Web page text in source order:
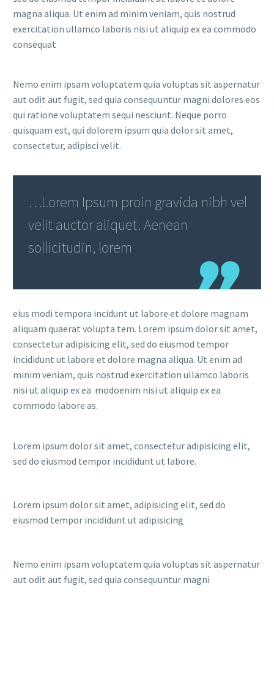
magna aliqua. Ut enim ad minim veniam, quis nostrud
exercitation ullamco laboris nisi ut aliquip ex ea commodo
consequat
Nemo enim ipsam voluptatem quia voluptas sit aspernatur
aut odit aut fugit, sed quia consequuntur magni dolores eos
qui ratione voluptatem sequi nesciunt. Neque porro
quisquam est, qui dolorem ipsum quia dolor sit amet,
consectetur, adipisci velit.
…Lorem Ipsum proin gravida nibh vel
velit auctor aliquet. Aenean
sollicitudin, lorem
eius modi tempora incidunt ut labore et dolore magnam
aliquam quaerat volupta tem. Lorem ipsum dolor sit amet,
consectetur adipisicing elit, sed do eiusmod tempor
incididunt ut labore et dolore magna aliqua. Ut enim ad
minim veniam, quis nostrud exercitation ullamco laboris
nisi ut aliquip ex ea modoenim nisi ut aliquip ex ea
commodo labore as.
Lorem ipsum dolor sit amet, consectetur adipisicing elit,
sed do eiusmod tempor incididunt ut labore.
Lorem ipsum dolor sit amet, adipisicing elit, sed do
eiusmod tempor incididunt ut adipisicing
Nemo enim ipsam voluptatem quia voluptas sit aspernatur
aut odit aut fugit, sed quia consequuntur magni